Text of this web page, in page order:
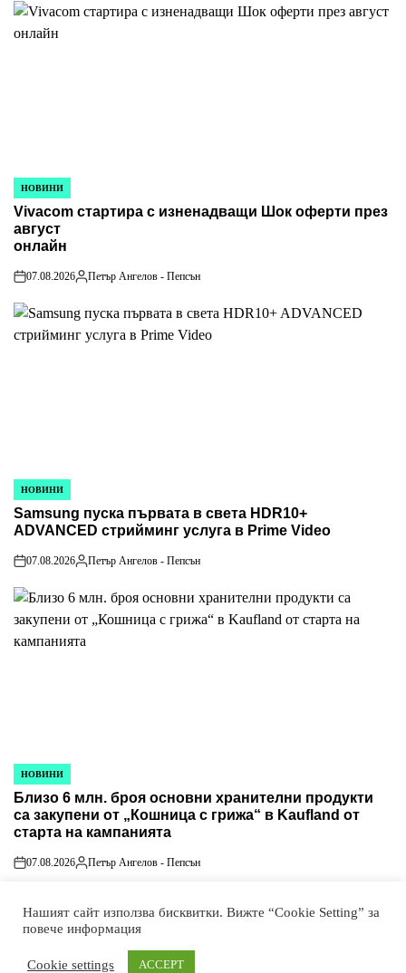
POSTED
IN
НОВИНИ
Vivacom стартира с изненадващи Шок оферти през
август
онлайн
on
07.08.2026
Posted
Петър Ангелов - Пепсън
POSTED
IN
НОВИНИ
Samsung пуска първата в света HDR10+
ADVANCED стрийминг услуга в Prime Video
on
07.08.2026
Posted
Петър Ангелов - Пепсън
POSTED
IN
НОВИНИ
Близо 6 млн. броя основни хранителни продукти
са закупени от „Кошница с грижа“ в Kaufland от
старта на кампанията
on
07.08.2026
Posted
Петър Ангелов - Пепсън
© Всички права запазени! HotPressBG е част от P Media
Нашият сайт използва бисквитки. Вижте “Cookie Setting” за
повече информация
Cookie settings ACCEPT